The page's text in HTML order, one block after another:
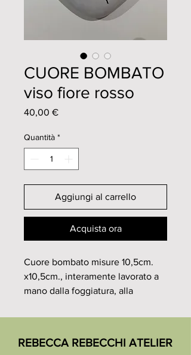
CUORE BOMBATO
viso fiore rosso
40,00 €Prezzo
Quantità *
Aggiungi al carrello
Acquista ora
Cuore bombato misure 10,5cm.
x10,5cm., interamente lavorato a
mano dalla foggiatura, alla
L'articolo è unico, si può
un piano.
REBECCA REBECCHI ATELIER